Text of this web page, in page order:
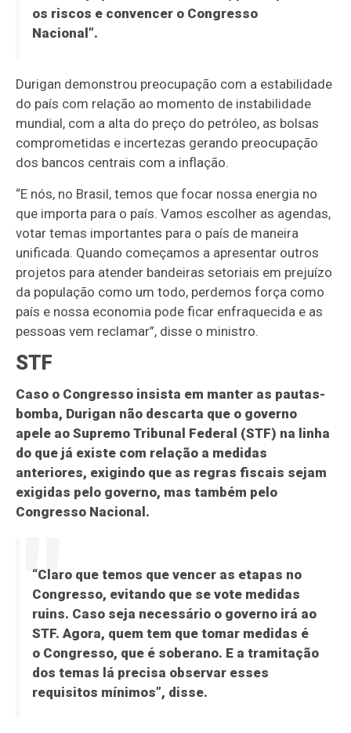
os riscos e convencer o Congresso
Nacional”.
Durigan demonstrou preocupação com a estabilidade
do país com relação ao momento de instabilidade
mundial, com a alta do preço do petróleo, as bolsas
comprometidas e incertezas gerando preocupação
dos bancos centrais com a inflação.
“E nós, no Brasil, temos que focar nossa energia no
que importa para o país. Vamos escolher as agendas,
votar temas importantes para o país de maneira
unificada. Quando começamos a apresentar outros
projetos para atender bandeiras setoriais em prejuízo
da população como um todo, perdemos força como
país e nossa economia pode ficar enfraquecida e as
pessoas vem reclamar”, disse o ministro.
STF
Caso o Congresso insista em manter as pautas-
bomba, Durigan não descarta que o governo
apele ao Supremo Tribunal Federal (STF) na linha
do que já existe com relação a medidas
anteriores, exigindo que as regras fiscais sejam
exigidas pelo governo, mas também pelo
Congresso Nacional.
“Claro que temos que vencer as etapas no
Congresso, evitando que se vote medidas
ruins. Caso seja necessário o governo irá ao
STF. Agora, quem tem que tomar medidas é
o Congresso, que é soberano. E a tramitação
dos temas lá precisa observar esses
requisitos mínimos”, disse.